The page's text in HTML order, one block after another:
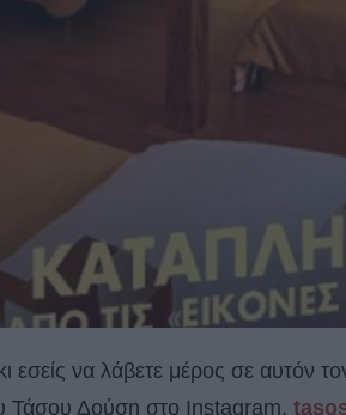
εσείς να λάβετε μέρος σε αυτόν
Τάσου Δούση στο Instagram,